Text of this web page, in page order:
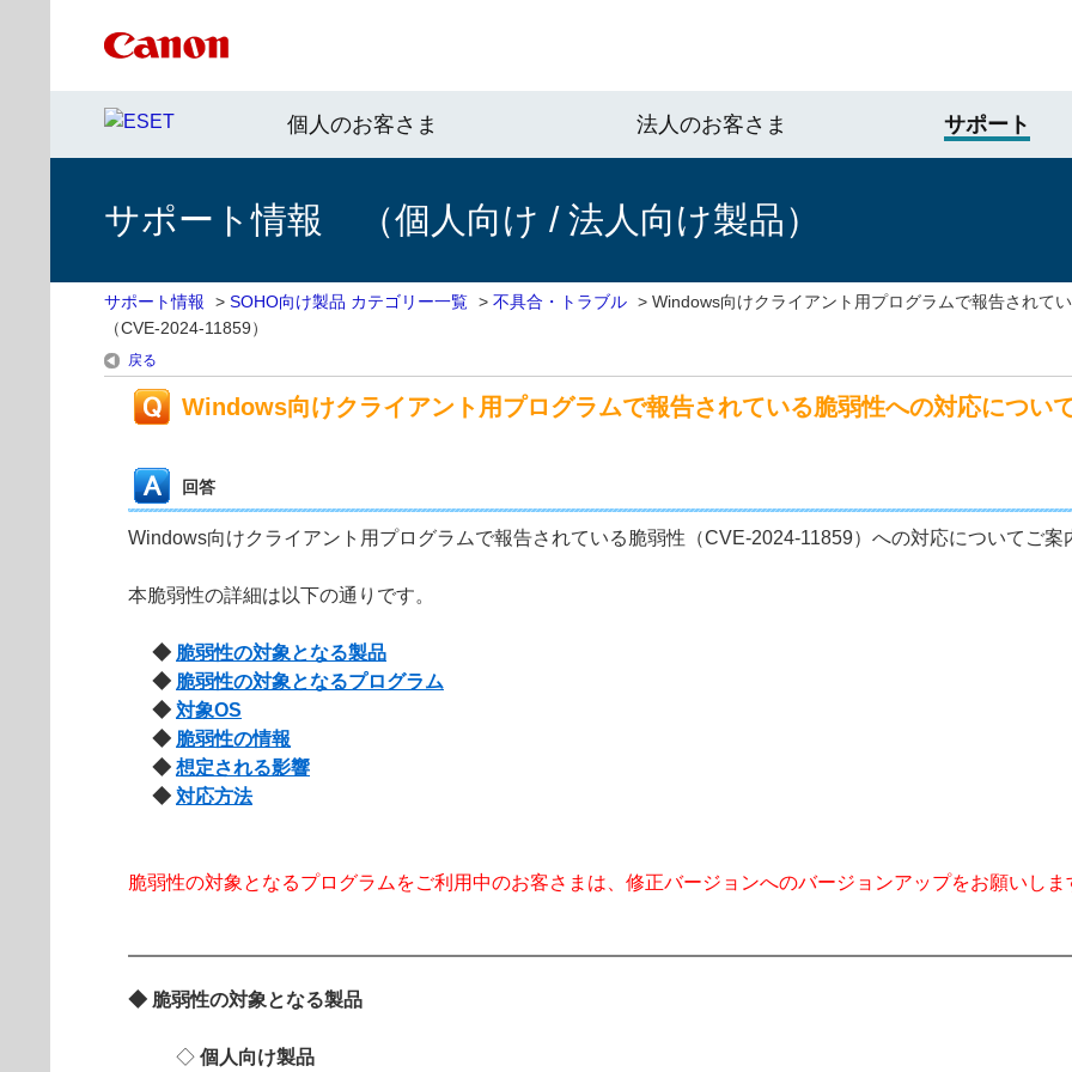
個人のお客さま 法人のお客さま サポート
サポート情報 （個人向け / 法人向け製品）
サポート情報 > SOHO向け製品 カテゴリー一覧 > 不具合・トラブル > Windows向けクライアント用プログラムで報告されて
（CVE-2024-11859）
戻る
Windows向けクライアント用プログラムで報告されている脆弱性への対応につい
回答
Windows向けクライアント用プログラムで報告されている脆弱性（CVE-2024-11859）への対応についてご案
本脆弱性の詳細は以下の通りです。
◆ 脆弱性の対象となる製品
◆ 脆弱性の対象となるプログラム
◆ 対象OS
◆ 脆弱性の情報
◆ 想定される影響
◆ 対応方法
脆弱性の対象となるプログラムをご利用中のお客さまは、修正バージョンへのバージョンアップをお願いしま
◆ 脆弱性の対象となる製品
◇ 個人向け製品